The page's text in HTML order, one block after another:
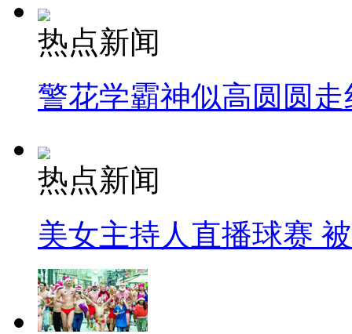
热点新闻
警花学霸神似高圆圆走
热点新闻
美女主持人直播球赛